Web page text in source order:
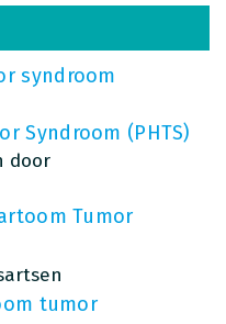
syndroom
Syndroom (PHTS)
door
Tumor
tumor